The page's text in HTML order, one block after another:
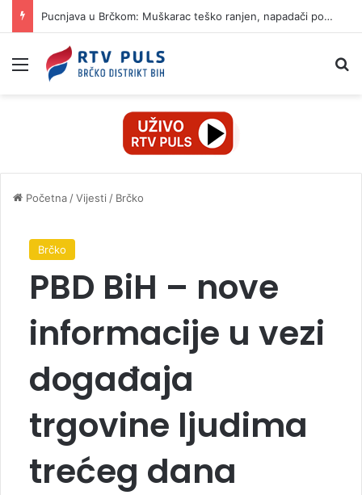
Pucnjava u Brčkom: Muškarac teško ranjen, napadači pobjegli na motociklima
Izbornik
Početna /Vijesti / Brčko
Brčko
PBD BiH – nove
informacije u vezi
događaja
trgovine ljudima
trećeg dana